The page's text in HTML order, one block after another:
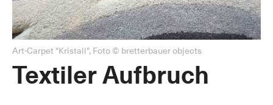
Art-Carpet "Kristall", Foto © bretterbauer objects
Textiler Aufbruch